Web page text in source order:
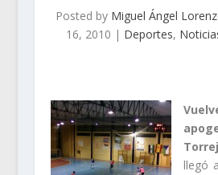
Posted by Miguel Ángel
16, 2010 | Deportes,
llegó